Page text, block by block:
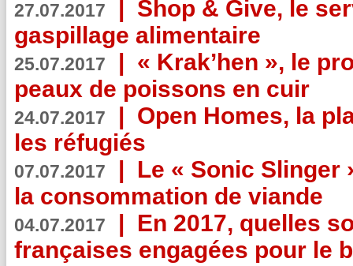
27.07.2017 | Shop & Give, le
gaspillage alimentaire
25.07.2017 | « Krak’hen », le
peaux de poissons en cuir
24.07.2017 | Open Homes, la
les réfugiés
07.07.2017 | Le « Sonic Slinger
la consommation de viande
04.07.2017 | En 2017, quelles
françaises engagées pour le